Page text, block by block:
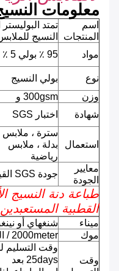
معلومات
اسم
المنتجات
النسيج
مواد
95 ٪ بولي 5 ٪ دنة
نوع بولي النسيج
وزن
300gsm و
شهادة
اختبار SGS
استعمال
سترة ، ملابس
بدلة ، ملابس
رياضية
معايير
الجودة
جودة SGS القياسية مع أفضل التعبئة والخدمات.
طباعة دنة النسيج
القطبية
ميناء شنغهاي أو
موك
2000meter / اللون
وقت
25days بعد